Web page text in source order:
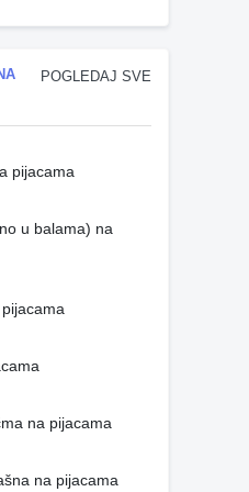
POGLEDAJ SVE
pijacama
u balama) na
na pijacama
na pijacama